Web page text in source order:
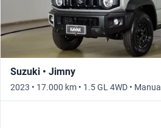
Suzuki • Jimny
2023 • 17.000 km • 1.5 GL 4WD • Manual